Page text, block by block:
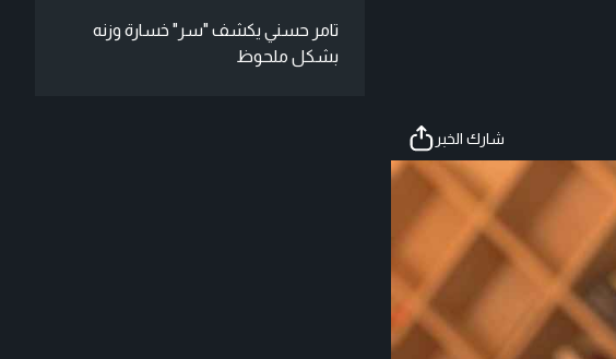
شارك الخبر
تامر حسني يكشف "سر" خسارة وزنه
بشكل ملحوظ